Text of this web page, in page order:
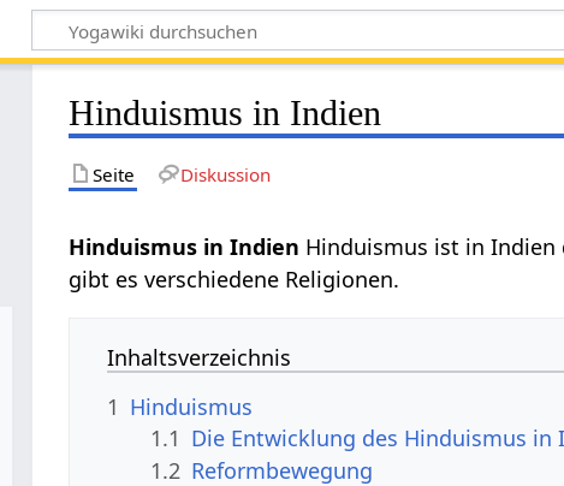
Hinduismus in Indien
Seite Diskussion
Hinduismus in Indien Hinduismus ist in Indien
gibt es verschiedene Religionen.
Inhaltsverzeichnis
1 Hinduismus
1.1 Die Entwicklung des Hinduismus in
1.2 Reformbewegung